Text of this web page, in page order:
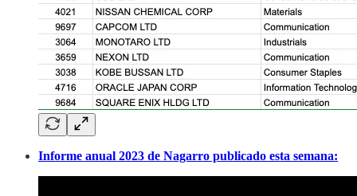
Informe anual 2023 de Nagarro publicado esta semana: